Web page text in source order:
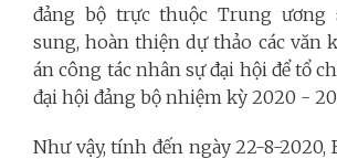
đảng bộ trực thuộc Trung ương
sung, hoàn thiện dự thảo các văn
án công tác nhân sự đại hội để tổ
đại hội đảng bộ nhiệm kỳ 2020 -
Như vậy, tính đến ngày 22-8-2020,